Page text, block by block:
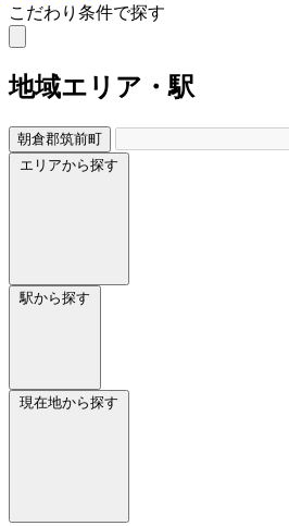
こだわり条件で探す
地域エリア・駅
朝倉郡筑前町
エリアから探す
駅から探す
現在地から探す